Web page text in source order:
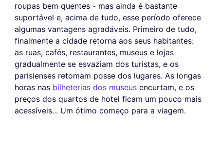
roupas bem quentes - mas ainda é bastante
suportável e, acima de tudo, esse período oferece
algumas vantagens agradáveis. Primeiro de tudo,
finalmente a cidade retorna aos seus habitantes:
as ruas, cafés, restaurantes, museus e lojas
gradualmente se esvaziam dos turistas, e os
parisienses retomam posse dos lugares. As longas
horas nas bilheterias dos museus encurtam, e os
preços dos quartos de hotel ficam um pouco mais
acessíveis... Um ótimo começo para a viagem.